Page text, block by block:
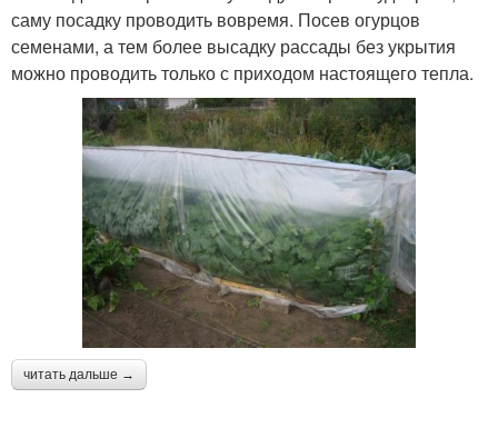
саму посадку проводить вовремя. Посев огурцов
семенами, а тем более высадку рассады без укрытия
можно проводить только с приходом настоящего тепла.
читать дальше →